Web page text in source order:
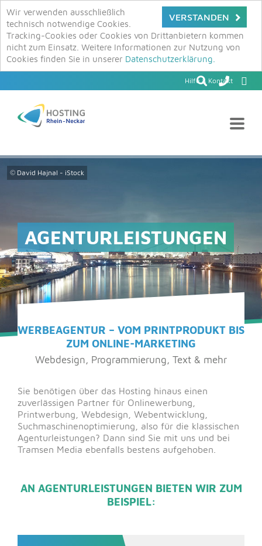
VERSTANDEN
Wir verwenden ausschließlich
technisch notwendige Cookies.
Tracking-Cookies oder Cookies von Drittanbietern kommen
nicht zum Einsatz. Weitere Informationen zur Nutzung von
Cookies finden Sie in unserer Datenschutzerklärung.
Hilfe & Kontakt
© David Hajnal - iStock
AGENTURLEISTUNGEN
WERBEAGENTUR – VOM PRINTPRODUKT BIS
ZUM ONLINE-MARKETING
Webdesign, Programmierung, Text & mehr
Sie benötigen über das Hosting hinaus einen
zuverlässigen Partner für Onlinewerbung,
Printwerbung, Webdesign, Webentwicklung,
Suchmaschinenoptimierung, also für die klassischen
Agenturleistungen? Dann sind Sie mit uns und bei
Tramsen Media ebenfalls bestens aufgehoben.
AN AGENTURLEISTUNGEN BIETEN WIR ZUM
BEISPIEL: